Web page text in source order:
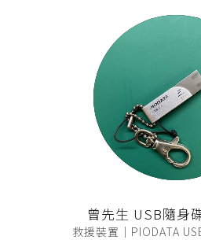
曾先生 USB隨身
救援裝置｜PIODATA